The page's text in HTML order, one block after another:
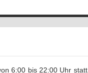
6:00 bis 22:00 Uhr